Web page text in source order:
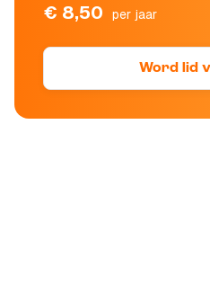
€ 8,50 per jaar
Word lid